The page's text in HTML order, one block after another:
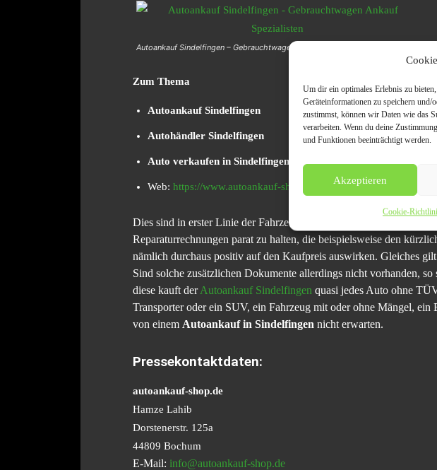
Um dir ein optimales Erlebnis zu
Geräteinformationen zu speichern und/
zustimmst, können wir Daten wie das
verarbeiten. Wenn du deine
und Funktionen beeinträchtigt werden.
Akzeptieren
Cookie-
Autoankauf Sindelfingen – Gebrauchtwagen Ankauf Spezialisten
Zum Thema
Autoankauf Sindelfingen
Autohändler Sindelfingen
Auto verkaufen in Sindelfingen
Web: https://www.autoankauf-shop.de/autoankauf-sindelfingen
Dies sind in erster Linie der Fahrzeugschein sowie der
Reparaturrechnungen parat zu halten, die beispielsweise den
nämlich durchaus positiv auf den Kaufpreis auswirken. Gleiches
Sind solche zusätzlichen Dokumente allerdings nicht vorhanden,
diese kauft derAutoankauf Sindelfingen quasi jedes Auto ohne
Transporter oder ein SUV, ein Fahrzeug mit oder ohne Mängel,
von einem Autoankauf in Sindelfingen nicht erwarten.
Pressekontaktdaten:
autoankauf-shop.de
Hamze Lahib
Dorstenerstr. 125a
44809 Bochum
E-Mail: info@autoankauf-shop.de